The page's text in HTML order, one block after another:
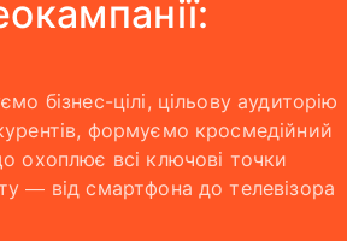
бізнес-цілі, цільову аудиторію
формуємо кросмедійний
охоплює всі ключові точки
— від смартфона до телевізора